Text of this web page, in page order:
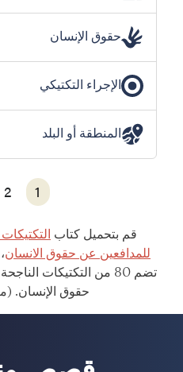
حقوق الإنسان
الإجراء التكتيكي
المنطقة أو البلد
1
2
قم بتحميل كتاب
للمدافعين عن حقوق الانسان
تضم 80 من التكتيكات
حقوق الإنسان. (متوفر